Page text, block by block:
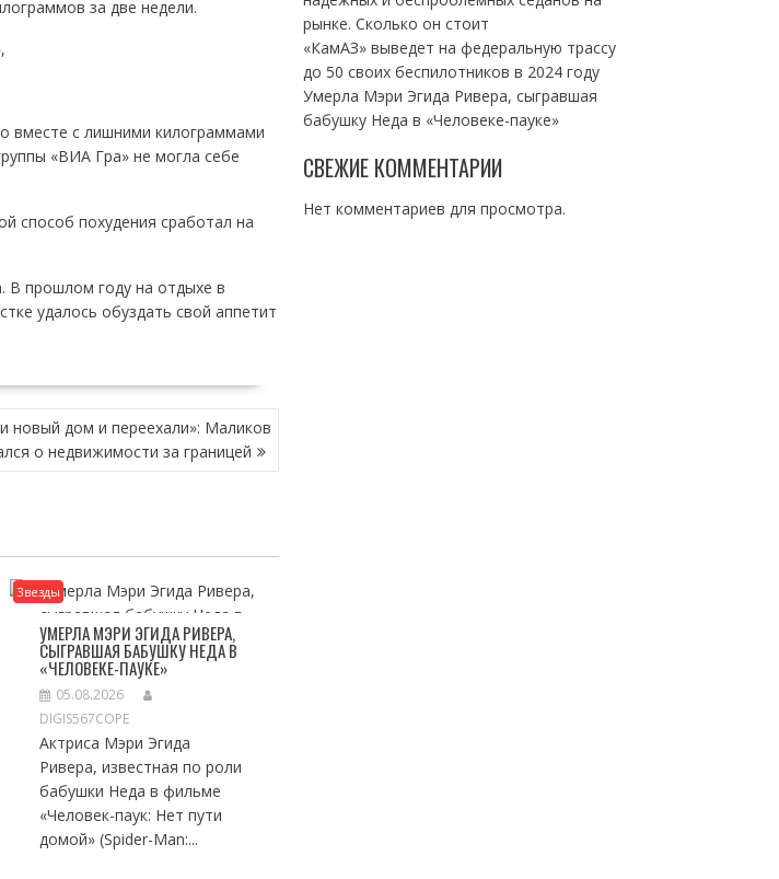
за две недели.
вместе с лишними килограммами
«ВИА Гра» не могла себе
способ похудения сработал на
В прошлом году на отдыхе в
удалось обуздать свой аппетит
новый дом и переехали»: Маликов
о недвижимости за границей
Звезды
УМЕРЛА МЭРИ ЭГИДА РИВЕРА,
СЫГРАВШАЯ БАБУШКУ НЕДА В
«ЧЕЛОВЕКЕ-ПАУКЕ»
05.08.2026
DIGIS567COPE
Актриса Мэри Эгида
Ривера, известная по роли
бабушки Неда в фильме
«Человек-паук: Нет пути
домой» (Spider-Man:...
рынке. Сколько он стоит
«КамАЗ» выведет на федеральную трассу
до 50 своих беспилотников в 2024 году
Умерла Мэри Эгида Ривера, сыгравшая
бабушку Неда в «Человеке-пауке»
СВЕЖИЕ КОММЕНТАРИИ
Нет комментариев для просмотра.